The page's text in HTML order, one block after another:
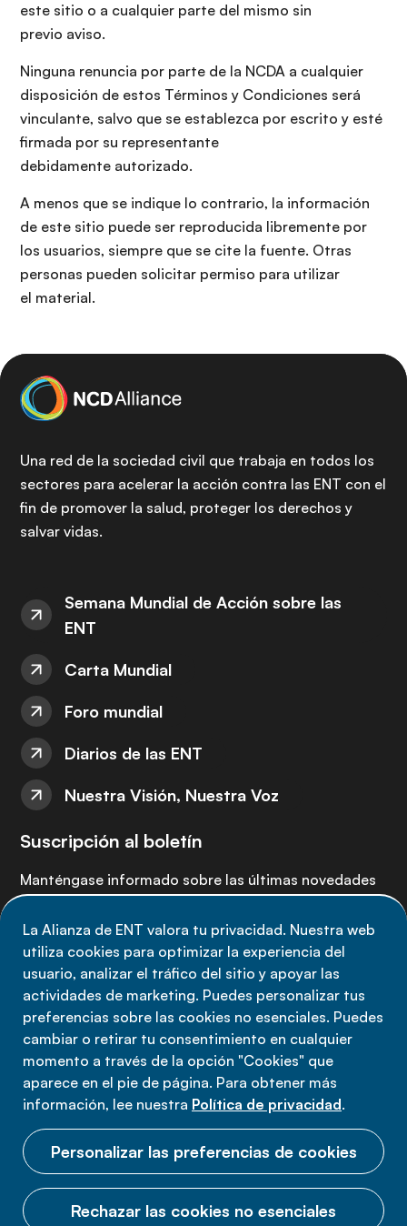
La Alianza de ENT valora tu privacidad. Nuestra web
utiliza cookies para optimizar la experiencia del
usuario, analizar el tráfico del sitio y apoyar las
actividades de marketing. Puedes personalizar tus
preferencias sobre las cookies no esenciales. Puedes
cambiar o retirar tu consentimiento en cualquier
momento a través de la opción "Cookies" que
aparece en el pie de página. Para obtener más
información, lee nuestra Política de privacidad.
Personalizar las preferencias de cookies
Rechazar las cookies no esenciales
este sitio o a cualquier parte del mismo sin
previo aviso.
Ninguna renuncia por parte de la NCDA a cualquier
disposición de estos Términos y Condiciones será
vinculante, salvo que se establezca por escrito y esté
firmada por su representante
debidamente autorizado.
A menos que se indique lo contrario, la información
de este sitio puede ser reproducida libremente por
los usuarios, siempre que se cite la fuente. Otras
personas pueden solicitar permiso para utilizar
el material.
Una red de la sociedad civil que trabaja en todos los
sectores para acelerar la acción contra las ENT con el
fin de promover la salud, proteger los derechos y
salvar vidas.
Semana Mundial de Acción sobre las
ENT
Carta Mundial
Foro mundial
Diarios de las ENT
Nuestra Visión, Nuestra Voz
Suscripción al boletín
Manténgase informado sobre las últimas novedades
Suscríbete ahora
Política de privacidad
Términos de uso